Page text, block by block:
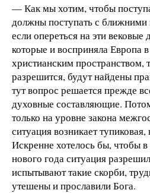
— Как мы хотим, чтобы
должны поступать с
если опереться на эти
которые и восприняла Европа
христианским пространством,
разрешится, будут найдены
тут вопрос решается прежде
духовные составляющие.
только на уровне закона
ситуация возникает тупиковая,
Искренне хотелось бы, чтобы в
нового года ситуация
испытывают такие скорби,
утешены и прославили Бога.